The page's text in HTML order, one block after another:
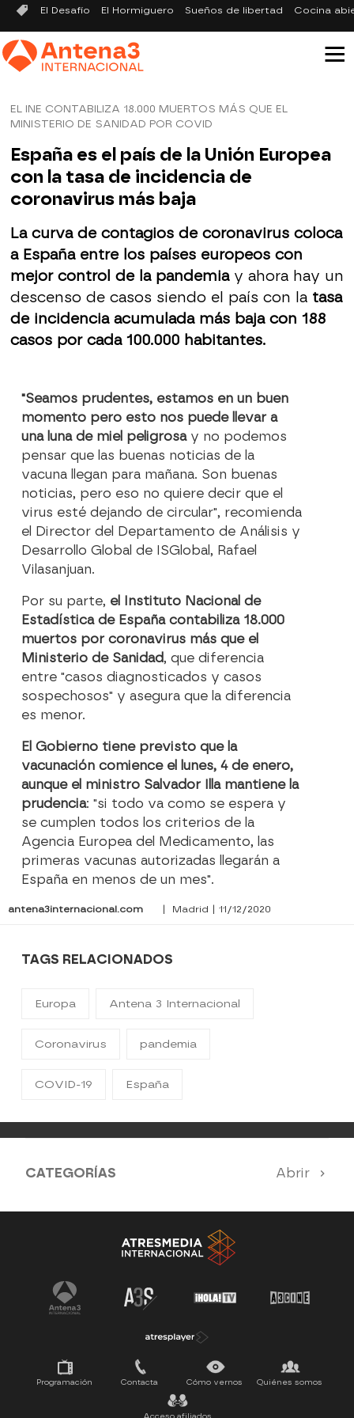
El Desafío El Hormiguero Sueños de libertad Cocina
EL INE CONTABILIZA 18.000 MUERTOS MÁS QUE EL
MINISTERIO DE SANIDAD POR COVID
España es el país de la Unión Europea
con la tasa de incidencia de
coronavirus más baja
La curva de contagios de coronavirus coloca
a España entre los países europeos con
mejor control de la pandemiay ahora hay un
descenso de casos siendo el país con la tasa
de incidencia acumulada más baja con 188
casos por cada 100.000 habitantes.
"Seamos prudentes, estamos en un buen
momento pero esto nos puede llevar a
una luna de miel peligrosay no podemos
pensar que las buenas noticias de la
vacuna llegan para mañana. Son buenas
noticias, pero eso no quiere decir que el
virus esté dejando de circular", recomienda
el Director del Departamento de Análisis y
Desarrollo Global de ISGlobal, Rafael
Vilasanjuan.
Por su parte, el Instituto Nacional de
Estadística de España contabiliza 18.000
muertos por coronavirus más que el
Ministerio de Sanidad, que diferencia
entre "casos diagnosticados y casos
sospechosos" y asegura que la diferencia
es menor.
El Gobierno tiene previsto que la
vacunación comience el lunes, 4 de enero,
aunque el ministro Salvador Illa mantiene la
prudencia: "si todo va como se espera y
se cumplen todos los criterios de la
Agencia Europea del Medicamento, las
primeras vacunas autorizadas llegarán a
España en menos de un mes".
antena3internacional.com | Madrid | 11/12/2020
TAGS RELACIONADOS
Europa Antena 3 Internacional
Coronavirus pandemia
COVID-19 España
CATEGORÍAS Abrir
Antena 3 Noticias El Hormiguero
Tu cara me suena Pasapalabra
Programación Contacta Cómo vernos Quiénes somos